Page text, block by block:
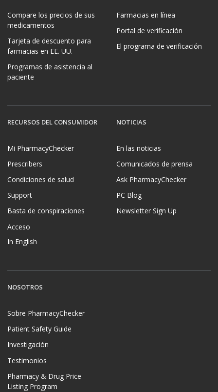
Compare los precios de sus
medicamentos
Tarjeta de descuento para
farmacias en EE. UU.
Programas de asistencia al
paciente
Farmacias en línea
Portal de verificación
El programa de verificación
RECURSOS DEL CONSUMIDOR
Mi PharmacyChecker
Prescribers
Condiciones de salud
Support
Basta de conspiraciones
Acceso
In English
NOTICIAS
En las noticias
Comunicados de prensa
Ask PharmacyChecker
PC Blog
Newsletter Sign Up
NOSOTROS
Sobre PharmacyChecker
Patient Safety Guide
Investigación
Testimonios
Pharmacy & Drug Price
Listing Program